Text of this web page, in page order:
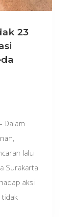
23
Dalam
lalu
Surakarta
aksi
tidak